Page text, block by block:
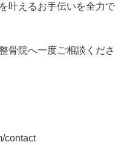
叶えるお手伝いを全力で
骨院へ一度ご相談くださ
contact